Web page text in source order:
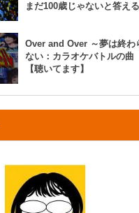
まだ100歳じゃないと答える
Over and Over ～夢は終わ
ない：カラオケバトルの曲
【聴いてます】